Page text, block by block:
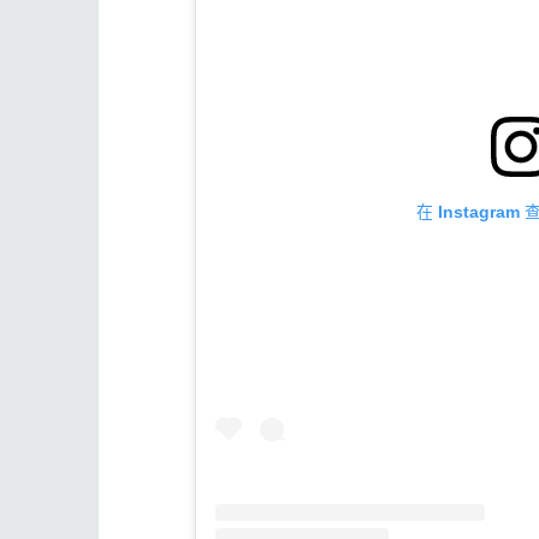
在 Instagram